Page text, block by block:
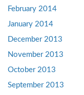
February 2014
January 2014
December 2013
November 2013
October 2013
September 2013